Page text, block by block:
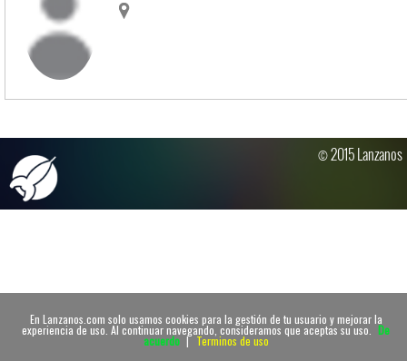
En Lanzanos.com solo usamos cookies para la gestión de tu usuario y mejorar la
experiencia de uso. Al continuar navegando, consideramos que aceptas su uso. De
acuerdo | Terminos de uso
© 2015 Lanzanos